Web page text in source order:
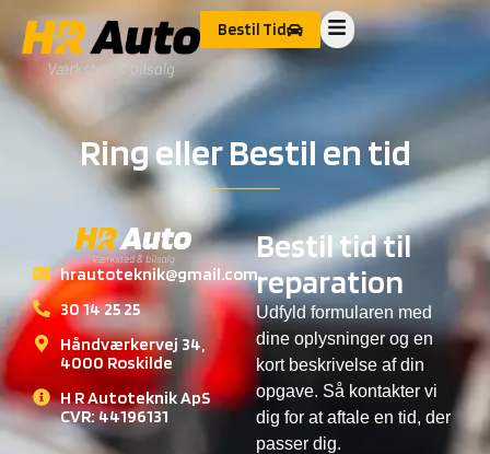
Bestil Tid
Ring eller Bestil en tid
hrautoteknik@gmail.com
30 14 25 25
Håndværkervej 34,
4000 Roskilde
H R Autoteknik ApS
CVR: 44196131
Bestil tid til
reparation
Udfyld formularen med
dine oplysninger og en
kort beskrivelse af din
opgave. Så kontakter vi
dig for at aftale en tid, der
passer dig.